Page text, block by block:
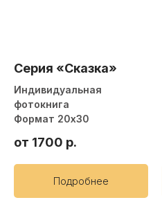
Серия «Сказка»
Индивидуальная
фотокнига
Формат 20х30
от 1700 р.
Подробнее